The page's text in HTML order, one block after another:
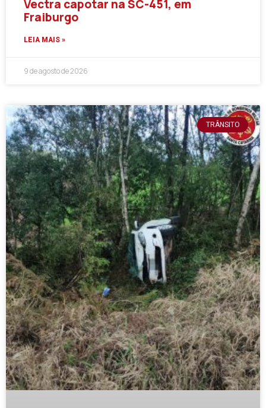
Vectra capotar na SC-451, em
Fraiburgo
LEIA MAIS »
9 de agosto de 2026
TRÂNSITO